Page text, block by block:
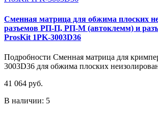
Сменная матрица для обжима плоских
разъемов РП-П, РП-М (автоклемм) и
ProsKit 1PK-3003D36
Подробности Сменная матрица для
3003D36 для обжима плоских
41 064 руб.
В наличии: 5